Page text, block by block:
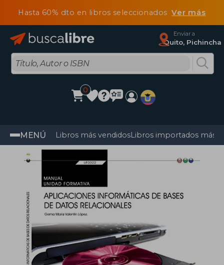
Hasta 60% dto en libros seleccionadosVer más
Enviar a
Quito, Pichincha
0
MENÚ Libros más vendidosLibros importados más